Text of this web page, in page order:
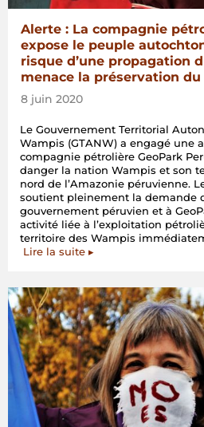
Alerte : La compagnie
expose le peuple
risque d’une propagation
menace la préservation
8 juin 2020
Le Gouvernement Territorial
Wampis (GTANW) a engagé une
compagnie pétrolière GeoPark
danger la nation Wampis et son
nord de l’Amazonie péruvienne.
soutient pleinement la demande
gouvernement péruvien et à
activité liée à l’exploitation
territoire des Wampis
Lire la suite ▸